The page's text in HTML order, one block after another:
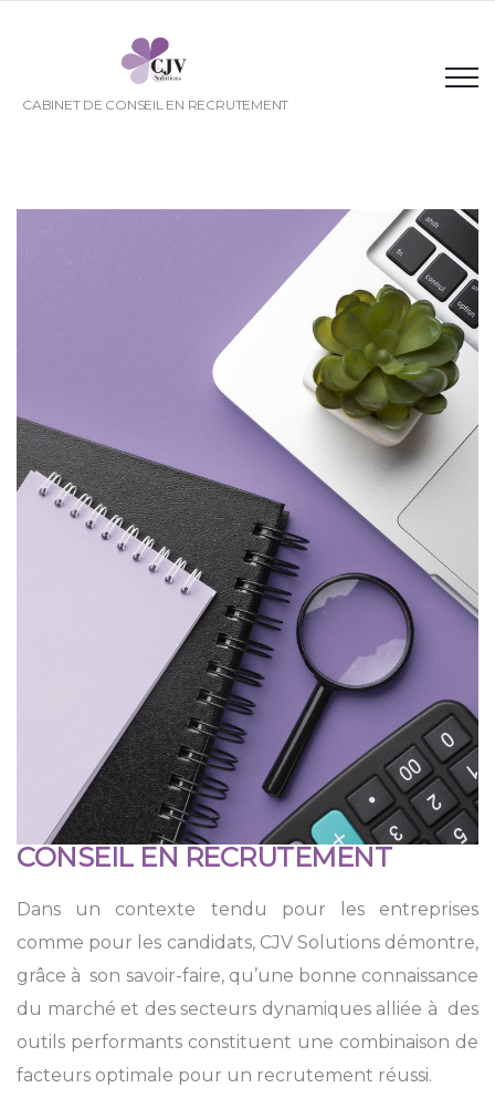
CABINET DE CONSEIL EN RECRUTEMENT
CONSEIL EN RECRUTEMENT
Dans un contexte tendu pour les entreprises
comme pour les candidats, CJV Solutions démontre,
grâce à son savoir-faire, qu’une bonne connaissance
du marché et des secteurs dynamiques alliée à des
outils performants constituent une combinaison de
facteurs optimale pour un recrutement réussi.